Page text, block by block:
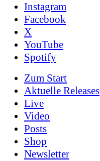
Instagram
Facebook
X
YouTube
Spotify
Zum Start
Aktuelle Releases
Live
Video
Posts
Shop
News­letter